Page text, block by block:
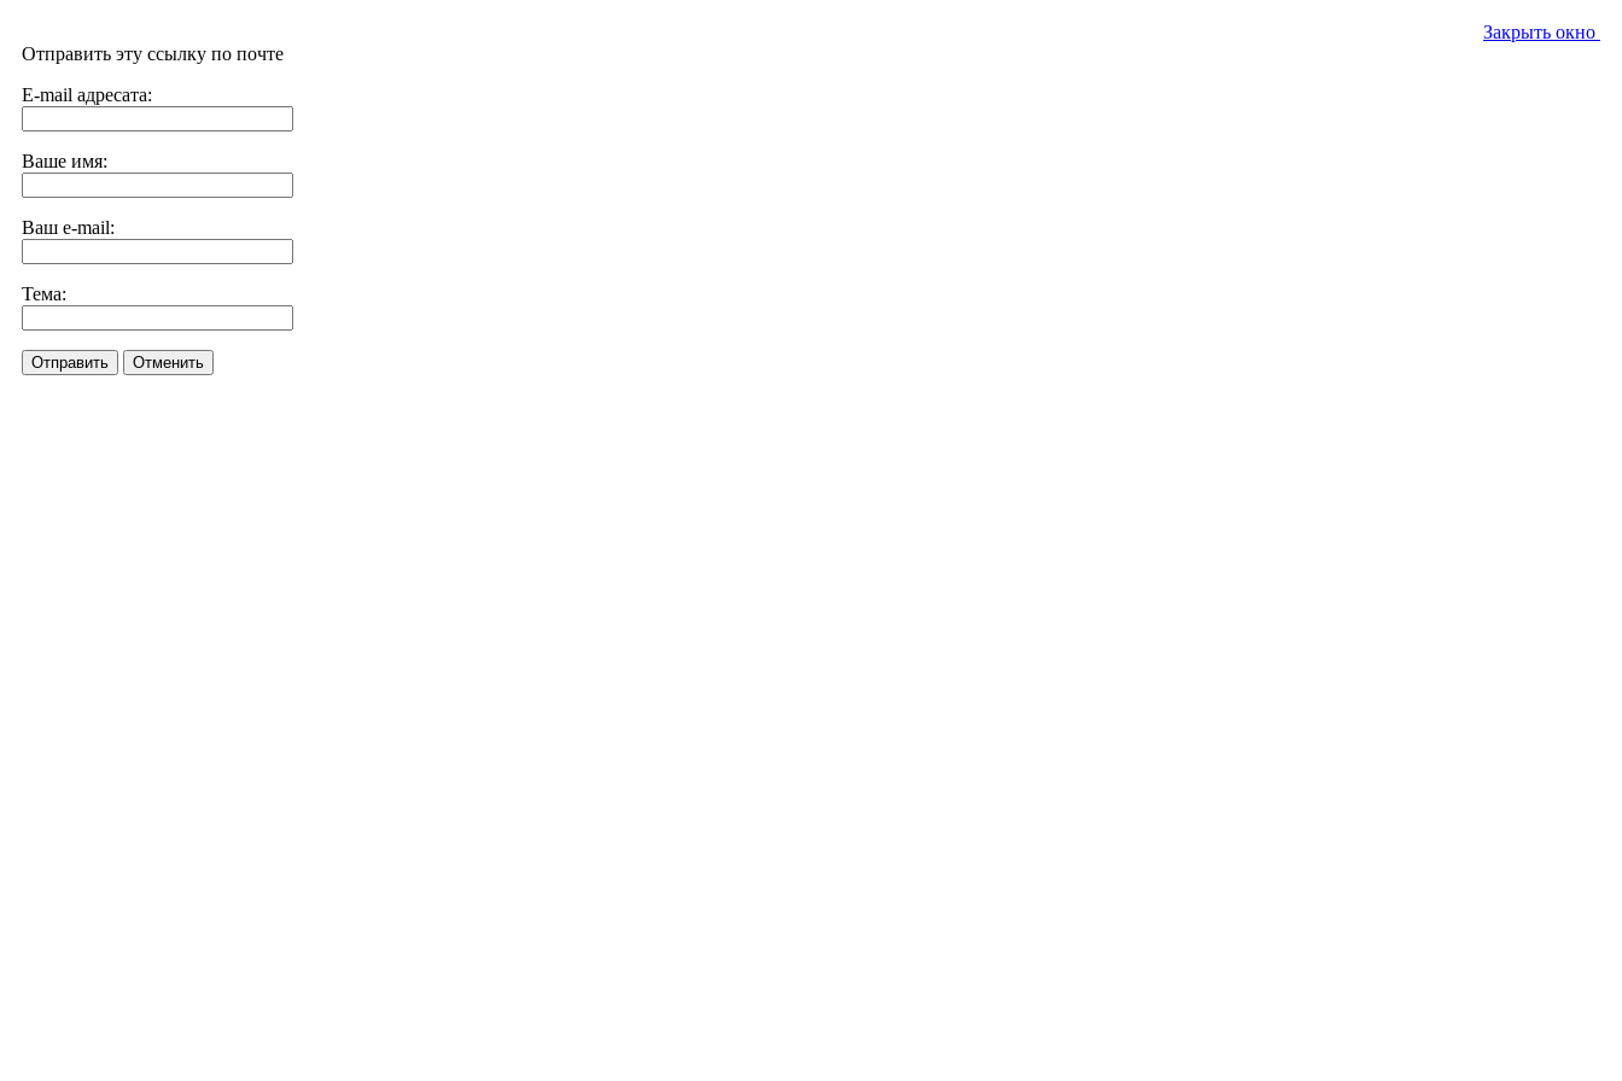
Закрыть окно
Отправить эту ссылку по почте
E-mail адресата:
Ваше имя:
Ваш e-mail:
Тема:
Отправить Отменить